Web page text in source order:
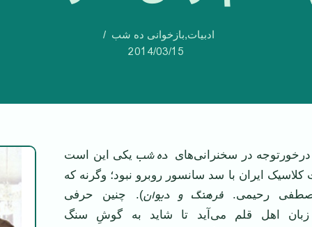
ادبیات,بازخوانی ده شب
2014/03/15
در سخنرانی‌هایده شب یکی این است
کلاسیک ایران با سد سانسور روبرو نبود؛ وگرنه که
رحیمی. فرهنگ و دیوان). چنین حرفی
زبان اهل قلم می‌آید تا شاید به گوشِ سنگ